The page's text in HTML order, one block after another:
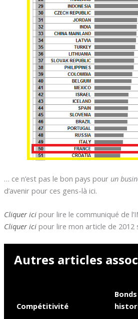
… ce n’est pas le bon pays pour un
d’avenir pour ces gens-là ici.
Cliquer icipour lire le communiqué de
Cliquer ici pour lire mon article de 2012
Autres articles
Compétitivité